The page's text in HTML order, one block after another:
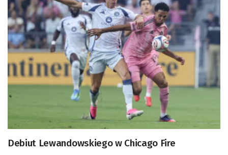
Debiut Lewandowskiego w Chicago Fire